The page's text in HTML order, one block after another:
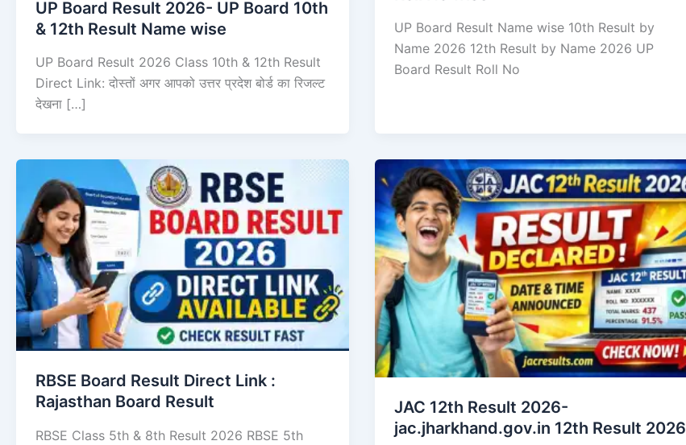
UP Board Result 2026- UP Board 10th
& 12th Result Name wise
UP Board Result 2026 Class 10th & 12th Result
Direct Link: दोस्तों अगर आपको उत्तर प्रदेश बोर्ड का रिजल्ट
देखना […]
UP Board Result Name wise 10th Result by
Name 2026 12th Result by Name 2026 UP
Board Result Roll No
RBSE Board Result Direct Link : ​
Rajasthan Board Result
RBSE Class 5th & 8th Result 2026 RBSE 5th
JAC 12th Result 2026-
jac.jharkhand.gov.in 12th Result 2026